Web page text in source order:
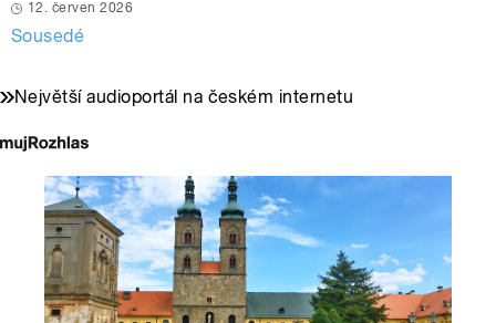
12. červen 2026
Sousedé
Největší audioportál na českém internetu